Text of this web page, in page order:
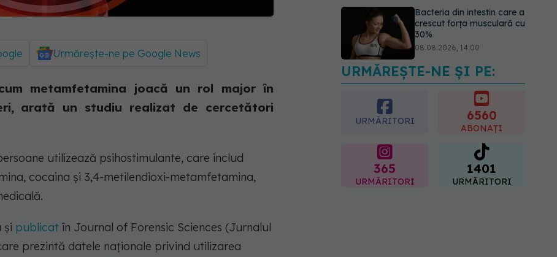
Urmărește-ne pe Google News
metamfetamina joacă un rol major în
arată un studiu realizat de cercetători
utilizează psihostimulante, care includ
cocaina și 3,4-metilendioxi-metamfetamina,
și publicat în Journal of Forensic Sciences (Jurnalul
prezintă datele naționale privind utilizarea
Bacteria din intestin care a
crescut forța musculară cu
30%
08.08.2026, 14:00
Trucul genial cu ceai negru
pentru păr. Tot mai multe
08.08.2026, 17:00
URMĂREȘTE-NE ȘI PE:
URMĂRITORI 6560
ABONAȚI
365
URMĂRITORI
1401
URMĂRITORI